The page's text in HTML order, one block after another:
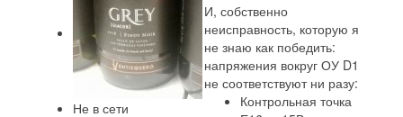
Не в сети
И, собственно
неисправность, которую я
не знаю как победить:
напряжения вокруг ОУ D1
не соответствуют ни разу:
Контрольная точка